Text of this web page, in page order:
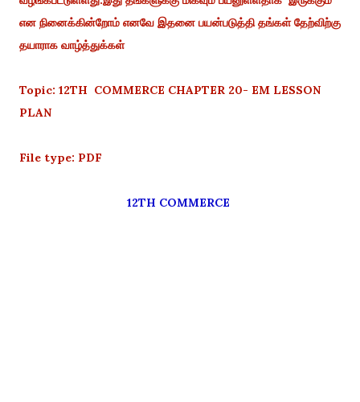
என நினைக்கின்றோம் எனவே இதனை பயன்படுத்தி தங்கள் தேற்விற்கு
தயாராக வாழ்த்துக்கள்
Topic: 12TH COMMERCE CHAPTER 20- EM LESSON
PLAN
File type: PDF
12TH COMMERCE